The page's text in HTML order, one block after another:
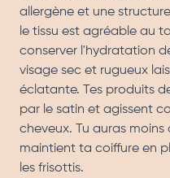
allergène et une
le tissu est agréable au
conserver l'hydratation
visage sec et rugueux
éclatante. Tes produits
par le satin et agissent
cheveux. Tu auras
maintient ta coiffure en
les frisottis.